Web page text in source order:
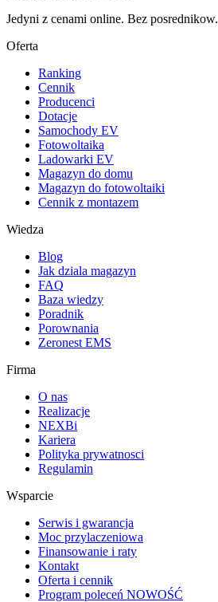
Jedyni z cenami online. Bez posrednikow.
Oferta
Ranking
Cennik
Producenci
Dotacje
Samochody EV
Fotowoltaika
Ladowarki EV
Magazyn do domu
Magazyn do fotowoltaiki
Cennik z montazem
Wiedza
Blog
Jak dziala magazyn
FAQ
Baza wiedzy
Poradnik
Porownania
Zeronest EMS
Firma
O nas
Realizacje
NEXBi
Kariera
Polityka prywatnosci
Regulamin
Wsparcie
Serwis i gwarancja
Moc przylaczeniowa
Finansowanie i raty
Kontakt
Oferta i cennik
Program poleceń NOWOŚĆ